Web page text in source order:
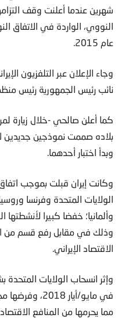
شهرين عندما أعلنت وقف
النووي، الواردة في الاتفاق
عام 2015.
وجاء الإعلان عبر التلفزيون
نائب رئيس الجمهورية رئيس
كما أعلن صالحي -خلال زيارة
بلاده صممت نموذجين جديدين
وبدأ اختبار أحدهما.
الولايات المتحدة وفرنسا
وألمانيا؛ خفضا كبيرا
وذلك في مقابل رفع قسم من
الاقتصاد الإيراني.
وإثر انسحاب الولايات
في مايو/أيار
مما يحرمها من المنافع